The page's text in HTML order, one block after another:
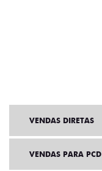
VENDAS DIRETAS
VENDAS PARA PCD